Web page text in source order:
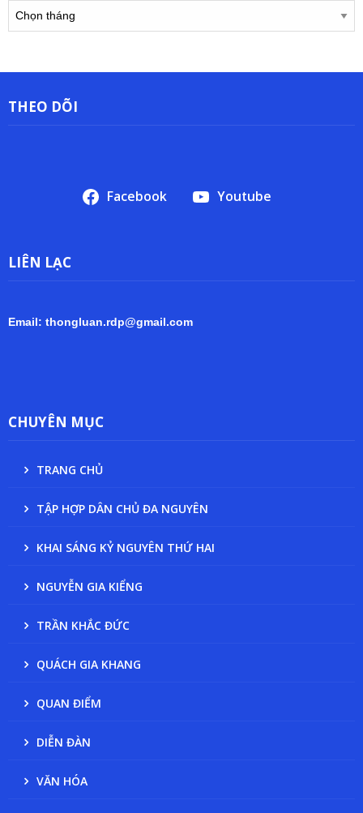
Lưu
trữ
THEO DÕI
Facebook Youtube
LIÊN LẠC
Email: thongluan.rdp@gmail.com
CHUYÊN MỤC
TRANG CHỦ
TẬP HỢP DÂN CHỦ ĐA NGUYÊN
KHAI SÁNG KỶ NGUYÊN THỨ HAI
NGUYỄN GIA KIỂNG
TRẦN KHẮC ĐỨC
QUÁCH GIA KHANG
QUAN ĐIỂM
DIỄN ĐÀN
VĂN HÓA